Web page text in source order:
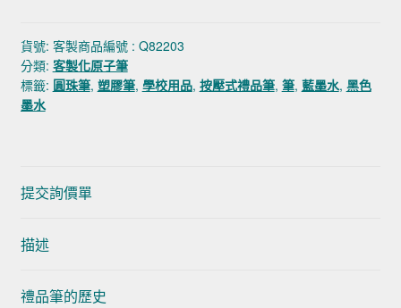
貨號: 客製商品編號 : Q82203
分類: 客製化原子筆
標籤: 圓珠筆, 塑膠筆, 學校用品, 按壓式禮品筆, 筆, 藍墨水, 黑色
墨水
提交詢價單
描述
禮品筆的歷史